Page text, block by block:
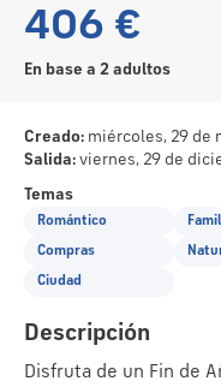
406 €
En base a 2 adultos
Creado: miércoles, 29 de
Salida: viernes, 29 de
Temas
Romántico
Compras
Ciudad
Descripción
Disfruta de un Fin de